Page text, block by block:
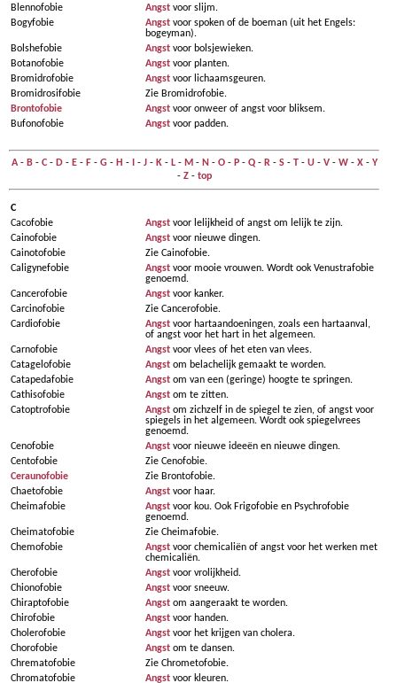
Blennofobie
Angst voor slijm.
Bogyfobie
Angst voor spoken of de boeman (uit het Engels:
bogeyman).
Bolshefobie
Angst voor bolsjewieken.
Botanofobie
Angst voor planten.
Bromidrofobie
Angst voor lichaamsgeuren.
Bromidrosifobie
Zie Bromidrofobie.
Brontofobie
Angst voor onweer of angst voor bliksem.
Bufonofobie
Angst voor padden.
A- B- C- D- E- F - G- H - - J- K- L- M - N - O- P- Q- R- S- T- U- V- W- X- Y
- Z- top
C
Cacofobie
Angst voor lelijkheid of angst om lelijk te zijn.
Cainofobie
Angst voor nieuwe dingen.
Cainotofobie
Zie Cainofobie.
Caligynefobie
Angst voor mooie vrouwen. Wordt ook Venustrafobie
genoemd.
Cancerofobie
Angst voor kanker.
Carcinofobie
Zie Cancerofobie.
Cardiofobie
Angst voor hartaandoeningen, zoals een hartaanval,
of angst voor het hart in het algemeen.
Carnofobie
Angst voor vlees of het eten van vlees.
Catagelofobie
Angst om belachelijk gemaakt te worden.
Catapedafobie
Angst om van een (geringe) hoogte te springen.
Cathisofobie
Angst om te zitten.
Catoptrofobie
Angst om zichzelf in de spiegel te zien, of angst voor
spiegels in het algemeen. Wordt ook spiegelvrees
genoemd.
Cenofobie
Angst voor nieuwe ideeën en nieuwe dingen.
Centofobie
Zie Cenofobie.
Ceraunofobie
Zie Brontofobie.
Chaetofobie
Angst voor haar.
Cheimafobie
Angst voor kou. Ook Frigofobie en Psychrofobie
genoemd.
Cheimatofobie
Zie Cheimafobie.
Chemofobie
Angst voor chemicaliën of angst voor het werken met
chemicaliën.
Cherofobie
Angst voor vrolijkheid.
Chionofobie
Angst voor sneeuw.
Chiraptofobie
Angst om aangeraakt te worden.
Chirofobie
Angst voor handen.
Cholerofobie
Angst voor het krijgen van cholera.
Chorofobie
Angst om te dansen.
Chrematofobie
Zie Chrometofobie.
Chromatofobie
Angst voor kleuren.